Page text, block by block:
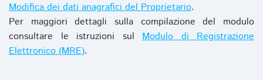
Modifica dei dati anagrafici del Proprietario.
Per maggiori dettagli sulla compilazione del modulo
consultare le istruzioni sul Modulo di Registrazione
Elettronico (MRE).